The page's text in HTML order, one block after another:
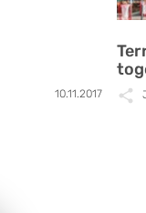
10.11.2017